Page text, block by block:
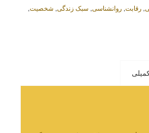
, رقابت, روانشناسی, سبک زندگی, شخصیت,